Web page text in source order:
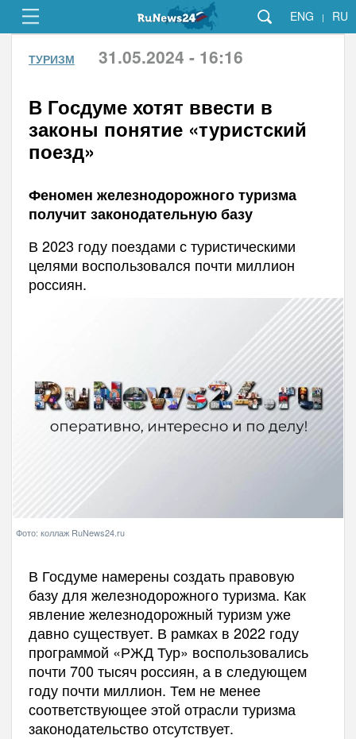
ENG | RU
ТУРИЗМ 31.05.2024 - 16:16
В Госдуме хотят ввести в
законы понятие «туристский
поезд»
Феномен железнодорожного туризма
получит законодательную базу
В 2023 году поездами с туристическими
целями воспользовался почти миллион
россиян.
Фото: коллаж RuNews24.ru
В Госдуме намерены создать правовую
базу для железнодорожного туризма. Как
явление железнодорожный туризм уже
давно существует. В рамках в 2022 году
программой «РЖД Тур» воспользовались
почти 700 тысяч россиян, а в следующем
году почти миллион. Тем не менее
соответствующее этой отрасли туризма
законодательство отсутствует.